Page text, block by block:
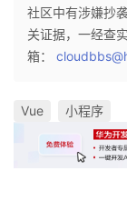
社区中有涉嫌抄
关证据，一经查
箱：
Vue 小程序